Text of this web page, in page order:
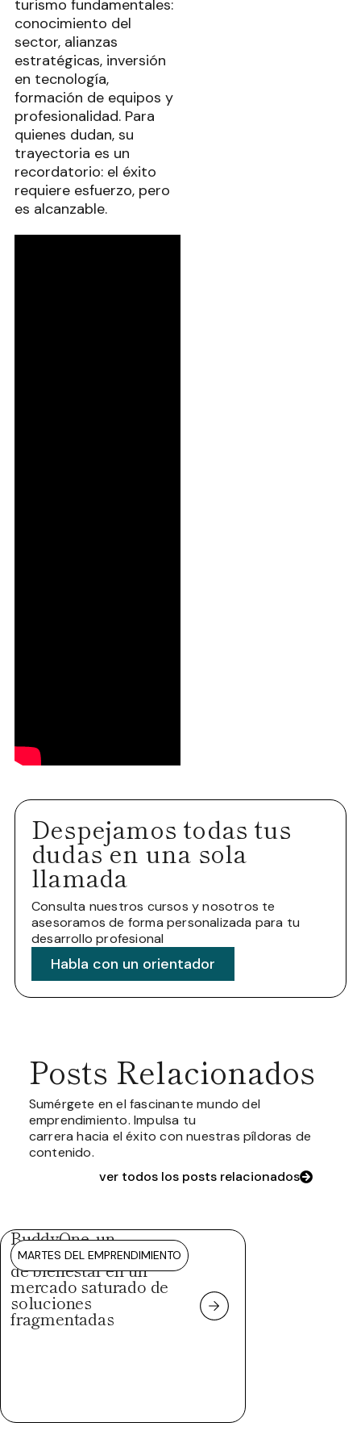
turismo fundamentales:
conocimiento del
sector, alianzas
estratégicas, inversión
en tecnología,
formación de equipos y
profesionalidad. Para
quienes dudan, su
trayectoria es un
recordatorio: el éxito
requiere esfuerzo, pero
es alcanzable.
Despejamos todas tus
dudas en una sola
llamada
Consulta nuestros cursos y nosotros te
asesoramos de forma personalizada para tu
desarrollo profesional
Habla con un orientador
Posts Relacionados
Sumérgete en el fascinante mundo del
emprendimiento. Impulsa tu
carrera hacia el éxito con nuestras píldoras de
contenido.
ver todos los posts relacionados
MARTES DEL EMPRENDIMIENTO
BuddyOne, un
ecosistema integral
de bienestar en un
mercado saturado de
soluciones
fragmentadas